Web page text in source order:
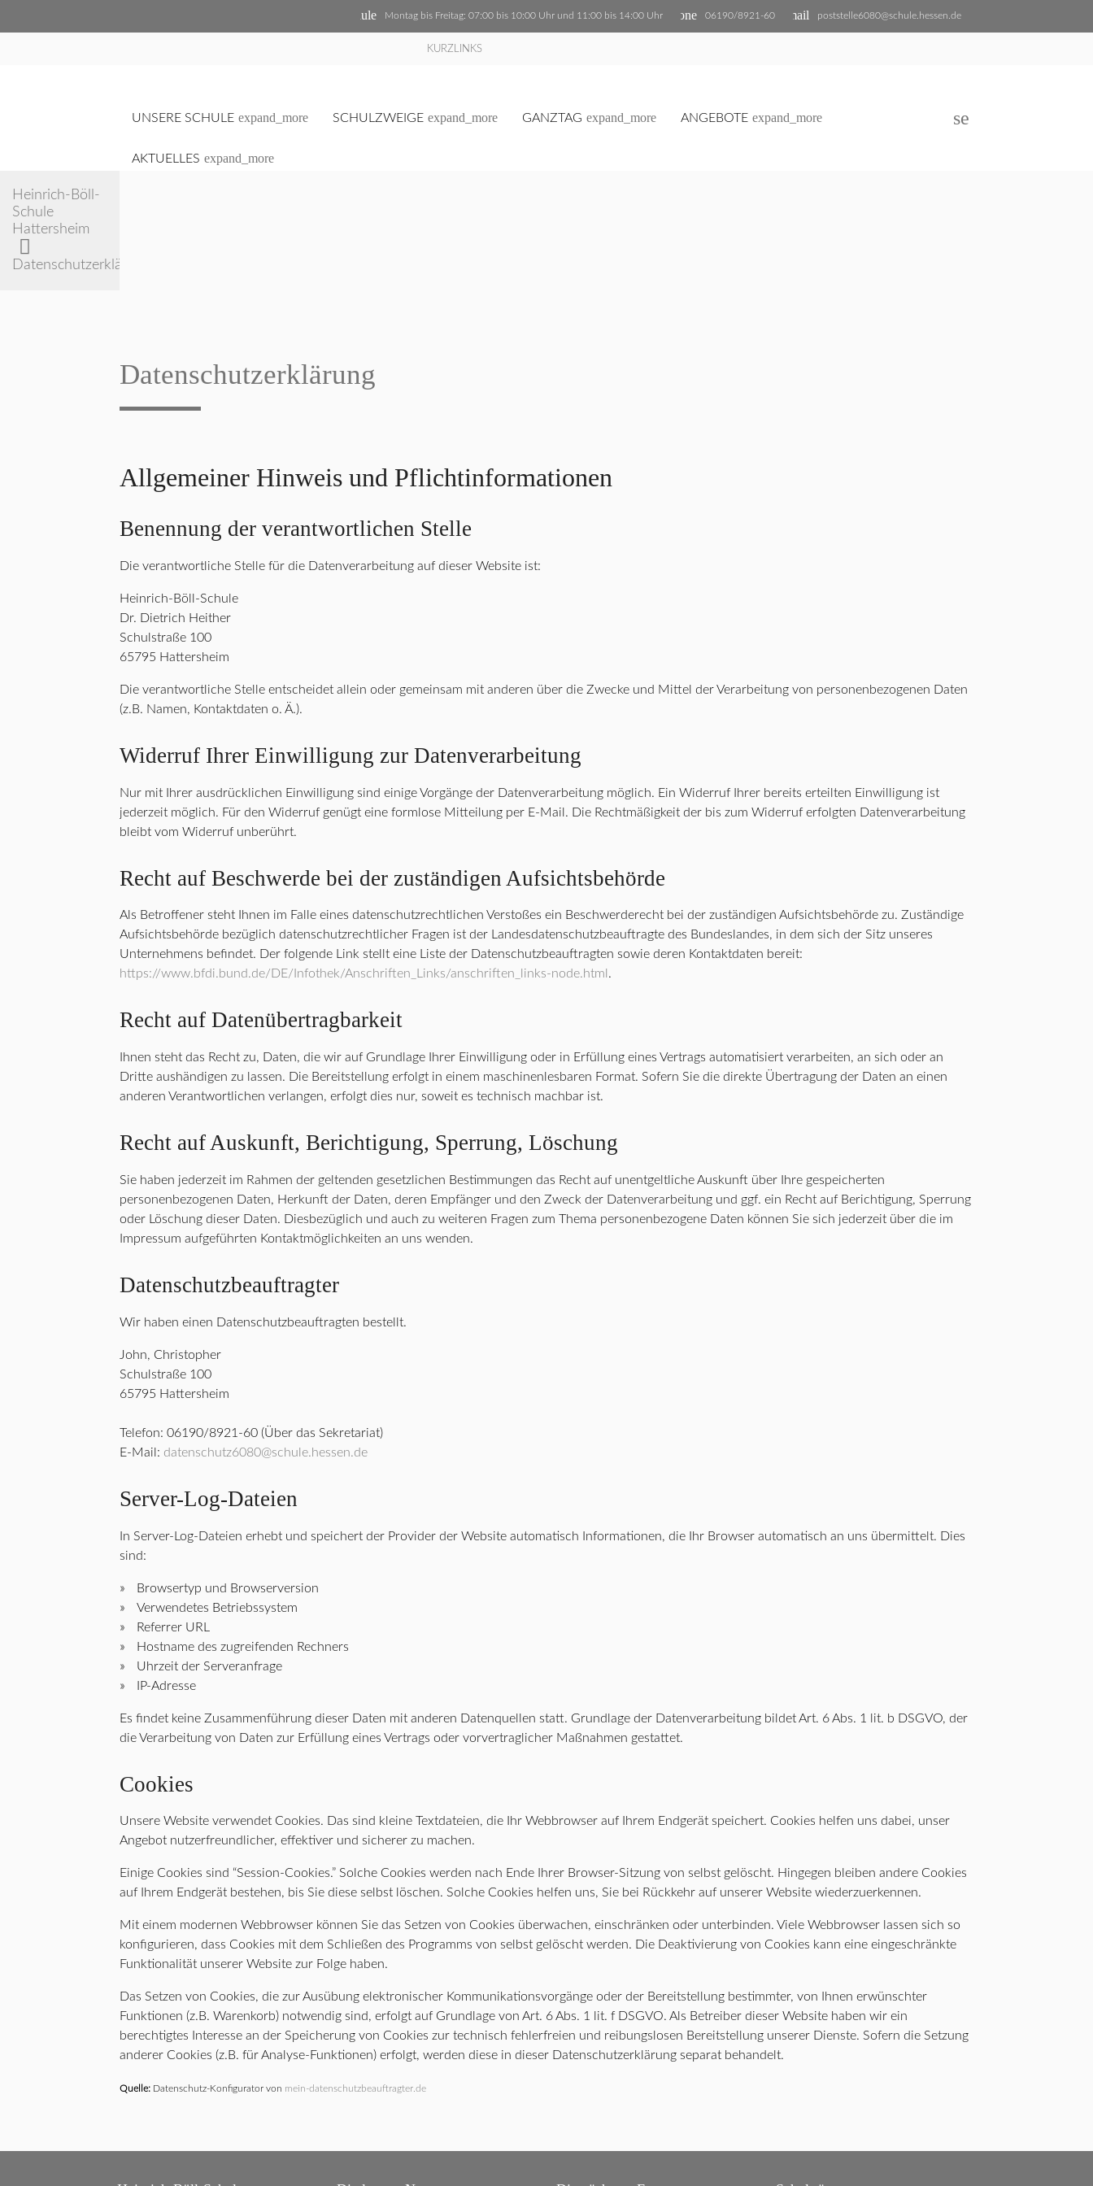
email poststelle6080@schule.hessen.de
phone 06190/8921-60
schedule Montag bis Freitag: 07:00 bis 10:00 Uhr und 11:00 bis 14:00 Uhr
KURZLINKS
UNSERE SCHULE expand_more SCHULZWEIGE expand_more GANZTAG expand_more ANGEBOTE expand_more
AKTUELLES expand_more
search
Heinrich-Böll-
Schule
Hattersheim
Datenschutzerklärung
Datenschutzerklärung
Allgemeiner Hinweis und Pflichtinformationen
Benennung der verantwortlichen Stelle
Die verantwortliche Stelle für die Datenverarbeitung auf dieser Website ist:
Heinrich-Böll-Schule
Dr. Dietrich Heither
Schulstraße 100
65795 Hattersheim
Die verantwortliche Stelle entscheidet allein oder gemeinsam mit anderen über die Zwecke und Mittel der Verarbeitung von personenbezogenen Daten
(z.B. Namen, Kontaktdaten o. Ä.).
Widerruf Ihrer Einwilligung zur Datenverarbeitung
Nur mit Ihrer ausdrücklichen Einwilligung sind einige Vorgänge der Datenverarbeitung möglich. Ein Widerruf Ihrer bereits erteilten Einwilligung ist
jederzeit möglich. Für den Widerruf genügt eine formlose Mitteilung per E-Mail. Die Rechtmäßigkeit der bis zum Widerruf erfolgten Datenverarbeitung
bleibt vom Widerruf unberührt.
Recht auf Beschwerde bei der zuständigen Aufsichtsbehörde
Als Betroffener steht Ihnen im Falle eines datenschutzrechtlichen Verstoßes ein Beschwerderecht bei der zuständigen Aufsichtsbehörde zu. Zuständige
Aufsichtsbehörde bezüglich datenschutzrechtlicher Fragen ist der Landesdatenschutzbeauftragte des Bundeslandes, in dem sich der Sitz unseres
Unternehmens befindet. Der folgende Link stellt eine Liste der Datenschutzbeauftragten sowie deren Kontaktdaten bereit:
https://www.bfdi.bund.de/DE/Infothek/Anschriften_Links/anschriften_links-node.html .
Recht auf Datenübertragbarkeit
Ihnen steht das Recht zu, Daten, die wir auf Grundlage Ihrer Einwilligung oder in Erfüllung eines Vertrags automatisiert verarbeiten, an sich oder an
Dritte aushändigen zu lassen. Die Bereitstellung erfolgt in einem maschinenlesbaren Format. Sofern Sie die direkte Übertragung der Daten an einen
anderen Verantwortlichen verlangen, erfolgt dies nur, soweit es technisch machbar ist.
Recht auf Auskunft, Berichtigung, Sperrung, Löschung
Sie haben jederzeit im Rahmen der geltenden gesetzlichen Bestimmungen das Recht auf unentgeltliche Auskunft über Ihre gespeicherten
personenbezogenen Daten, Herkunft der Daten, deren Empfänger und den Zweck der Datenverarbeitung und ggf. ein Recht auf Berichtigung, Sperrung
oder Löschung dieser Daten. Diesbezüglich und auch zu weiteren Fragen zum Thema personenbezogene Daten können Sie sich jederzeit über die im
Impressum aufgeführten Kontaktmöglichkeiten an uns wenden.
Datenschutzbeauftragter
Wir haben einen Datenschutzbeauftragten bestellt.
John, Christopher
Schulstraße 100
65795 Hattersheim
Telefon: 06190/8921-60 (Über das Sekretariat)
E-Mail: datenschutz6080@schule.hessen.de
Server-Log-Dateien
In Server-Log-Dateien erhebt und speichert der Provider der Website automatisch Informationen, die Ihr Browser automatisch an uns übermittelt. Dies
sind:
Browsertyp und Browserversion
Verwendetes Betriebssystem
Referrer URL
Hostname des zugreifenden Rechners
Uhrzeit der Serveranfrage
IP-Adresse
Es findet keine Zusammenführung dieser Daten mit anderen Datenquellen statt. Grundlage der Datenverarbeitung bildet Art. 6 Abs. 1 lit. b DSGVO, der
die Verarbeitung von Daten zur Erfüllung eines Vertrags oder vorvertraglicher Maßnahmen gestattet.
Cookies
Unsere Website verwendet Cookies. Das sind kleine Textdateien, die Ihr Webbrowser auf Ihrem Endgerät speichert. Cookies helfen uns dabei, unser
Angebot nutzerfreundlicher, effektiver und sicherer zu machen.
Einige Cookies sind “Session-Cookies.” Solche Cookies werden nach Ende Ihrer Browser-Sitzung von selbst gelöscht. Hingegen bleiben andere Cookies
auf Ihrem Endgerät bestehen, bis Sie diese selbst löschen. Solche Cookies helfen uns, Sie bei Rückkehr auf unserer Website wiederzuerkennen.
Mit einem modernen Webbrowser können Sie das Setzen von Cookies überwachen, einschränken oder unterbinden. Viele Webbrowser lassen sich so
konfigurieren, dass Cookies mit dem Schließen des Programms von selbst gelöscht werden. Die Deaktivierung von Cookies kann eine eingeschränkte
Funktionalität unserer Website zur Folge haben.
Das Setzen von Cookies, die zur Ausübung elektronischer Kommunikationsvorgänge oder der Bereitstellung bestimmter, von Ihnen erwünschter
Funktionen (z.B. Warenkorb) notwendig sind, erfolgt auf Grundlage von Art. 6 Abs. 1 lit. f DSGVO. Als Betreiber dieser Website haben wir ein
berechtigtes Interesse an der Speicherung von Cookies zur technisch fehlerfreien und reibungslosen Bereitstellung unserer Dienste. Sofern die Setzung
anderer Cookies (z.B. für Analyse-Funktionen) erfolgt, werden diese in dieser Datenschutzerklärung separat behandelt.
Quelle: Datenschutz-Konfigurator von mein-datenschutzbeauftragter.de